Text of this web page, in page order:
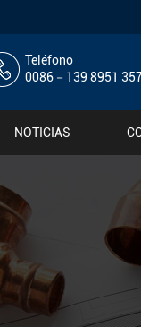
Teléfono
0086－139 8951
NOTICIAS